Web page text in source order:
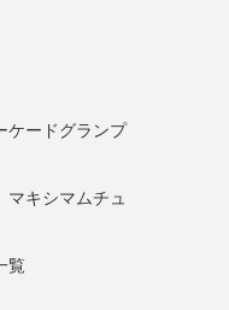
ケードグランプ
マキシマムチュ
覧